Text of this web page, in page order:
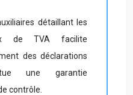
détaillant les
de TVA facilite
des déclarations
une garantie
contrôle.